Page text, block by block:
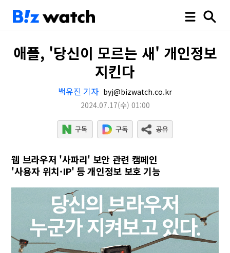
애플, '당신이 모르는 새' 개인정보
지킨다
백유진 기자 byj@bizwatch.co.kr
2024.07.17(수) 01:00
웹 브라우저 '사파리' 보안 관련 캠페인
'사용자 위치·IP' 등 개인정보 보호 기능